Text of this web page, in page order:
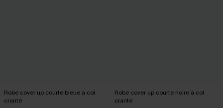
Robe cover up courte bleue à col
cranté
Robe cover up courte noire à col
cranté